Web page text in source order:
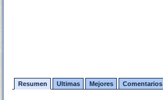
Resumen Ultimas Mejores Comentarios